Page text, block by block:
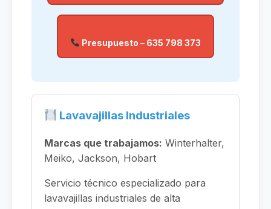
Presupuesto – 635 798 373
Lavavajillas Industriales
Marcas que trabajamos: Winterhalter,
Meiko, Jackson, Hobart
Servicio técnico especializado para
lavavajillas industriales de alta